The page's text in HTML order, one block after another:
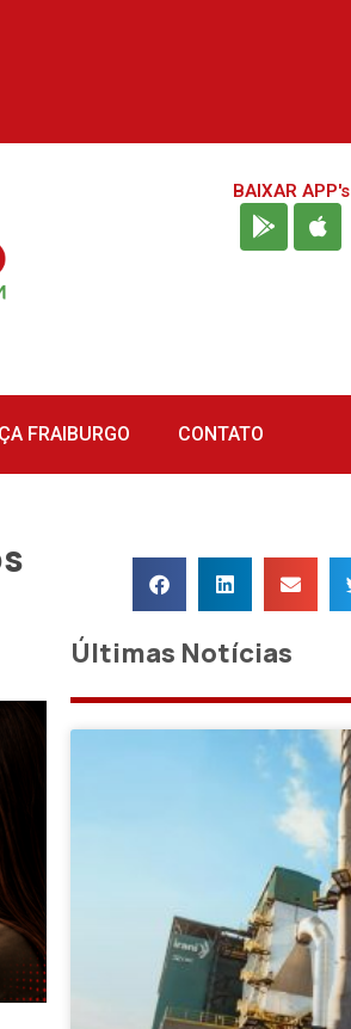
BAIXAR APP's
FRAIBURGO CONTATO
Últimas Notícias